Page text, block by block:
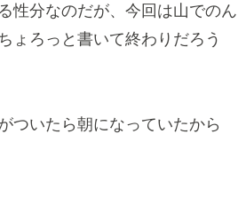
性分なのだが、今回は山でのん
ょろっと書いて終わりだろう
ついたら朝になっていたから